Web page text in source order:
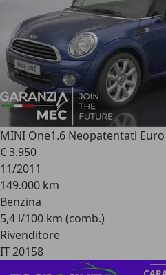
MINI One1.6 Neopatentati
€ 3.950
11/2011
149.000 km
Benzina
5,4 l/100 km (comb.)
Rivenditore
IT 20158